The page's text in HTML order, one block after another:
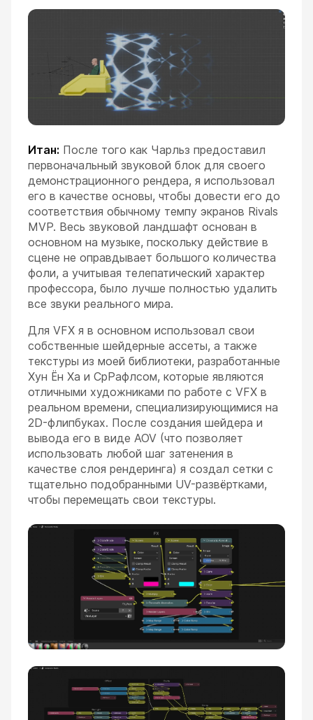
Итан: После того как Чарльз предоставил
первоначальный звуковой блок для своего
демонстрационного рендера, я использовал
его в качестве основы, чтобы довести его до
соответствия обычному темпу экранов Rivals
MVP. Весь звуковой ландшафт основан в
основном на музыке, поскольку действие в
сцене не оправдывает большого количества
фоли, а учитывая телепатический характер
профессора, было лучше полностью удалить
все звуки реального мира.
Для VFX я в основном использовал свои
собственные шейдерные ассеты, а также
текстуры из моей библиотеки, разработанные
Хун Ён Ха и СрРафлсом, которые являются
отличными художниками по работе с VFX в
реальном времени, специализирующимися на
2D-флипбуках. После создания шейдера и
вывода его в виде AOV (что позволяет
использовать любой шаг затенения в
качестве слоя рендеринга) я создал сетки с
тщательно подобранными UV-развёртками,
чтобы перемещать свои текстуры.